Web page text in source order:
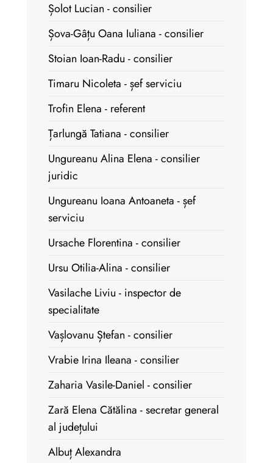
Șolot Lucian - consilier
Șova-Gâțu Oana Iuliana - consilier
Stoian Ioan-Radu - consilier
Timaru Nicoleta - șef serviciu
Trofin Elena - referent
Țarlungă Tatiana - consilier
Ungureanu Alina Elena - consilier
juridic
Ungureanu Ioana Antoaneta - șef
serviciu
Ursache Florentina - consilier
Ursu Otilia-Alina - consilier
Vasilache Liviu - inspector de
specialitate
Vașlovanu Ștefan - consilier
Vrabie Irina Ileana - consilier
Zaharia Vasile-Daniel - consilier
Zară Elena Cătălina - secretar general
al județului
Albuț Alexandra